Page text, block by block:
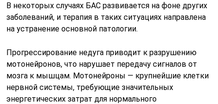
В некоторых случаях БАС развивается на фоне других
заболеваний, и терапия в таких ситуациях направлена
на устранение основной патологии.
Прогрессирование недуга приводит к разрушению
мотонейронов, что нарушает передачу сигналов от
мозга к мышцам. Мотонейроны — крупнейшие клетки
нервной системы, требующие значительных
энергетических затрат для нормального